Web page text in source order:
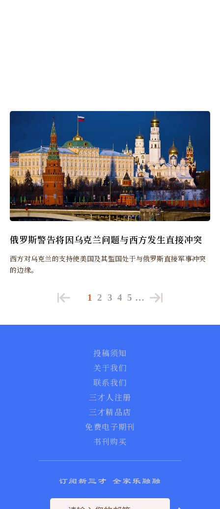
俄罗斯警告将因乌克兰问题与西方发生直接冲突
西方对乌克兰的支持使美国及其盟国处于与俄罗斯直接军事冲突
的边缘。
1 2 3 4 5 …
投稿须知
关于我们
联系我们
三才人注册
三才精品店
免费电子期刊
书刊购买
订阅新三才 全家乐融融